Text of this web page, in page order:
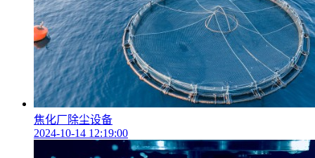
焦化厂除尘设备
2024-10-14 12:19:00